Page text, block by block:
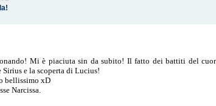
Mi è piaciuta sin da subito! Il fatto dei battiti del
e la scoperta di Lucius!
bellissimo xD
Narcissa.